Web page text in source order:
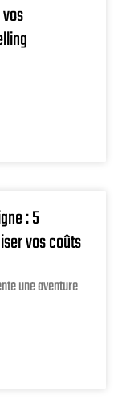
: 5
vos coûts
une aventure